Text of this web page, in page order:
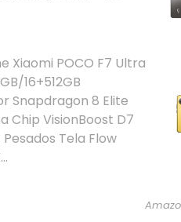
Xiaomi POCO F7 Ultra
16+512GB
Snapdragon 8 Elite
Chip VisionBoost D7
Tela Flow